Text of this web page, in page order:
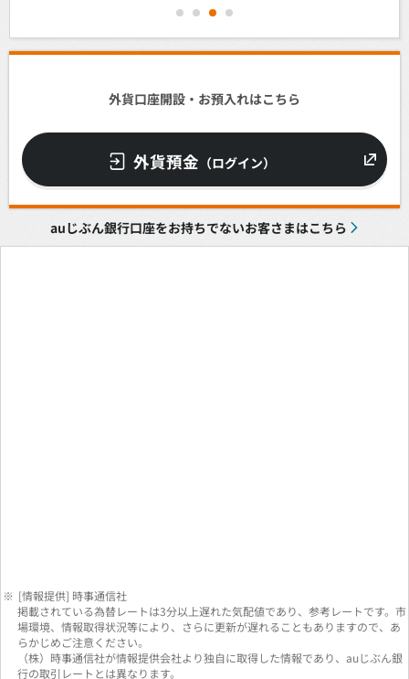
2 3 4
外貨口座開設・お預入れはこちら
外貨預金 （ログイン）
auじぶん銀行口座をお持ちでないお客さまはこちら
※ [情報提供] 時事通信社
掲載されている為替レートは3分以上遅れた気配値であり、参考レートです。市
場環境、情報取得状況等により、さらに更新が遅れることもありますので、あ
らかじめご注意ください。
（株）時事通信社が情報提供会社より独自に取得した情報であり、auじぶん銀
行の取引レートとは異なります。